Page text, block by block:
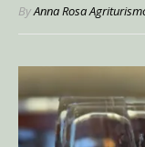
ByAnna Rosa